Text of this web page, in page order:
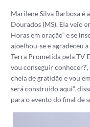
Marilene Silva Barbosa é
Dourados (MS). Ela veio
Horas em oração” e se
ajoelhou-se e agradeceu a
Terra Prometida pela TV
vou conseguir
cheia de gratidão e vou
será construído aqui”,
para o evento do final de